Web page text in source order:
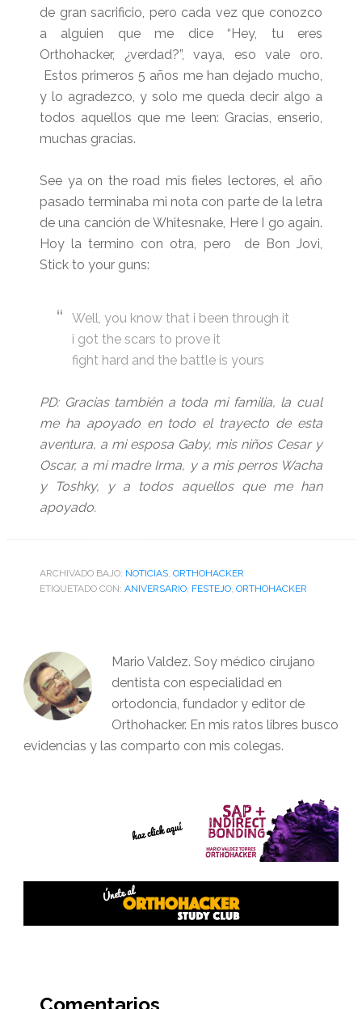
de gran sacrificio, pero cada vez que conozco
a alguien que me dice “Hey, tu eres
Orthohacker, ¿verdad?”, vaya, eso vale oro.
Estos primeros 5 años me han dejado mucho,
y lo agradezco, y solo me queda decir algo a
todos aquellos que me leen: Gracias, enserio,
muchas gracias.
See ya on the road mis fieles lectores, el año
pasado terminaba mi nota con parte de la letra
de una canción de Whitesnake, Here I go again.
Hoy la termino con otra, pero de Bon Jovi,
Stick to your guns:
Well, you know that i been through it
i got the scars to prove it
fight hard and the battle is yours
PD: Gracias también a toda mi familia, la cual
me ha apoyado en todo el trayecto de esta
aventura, a mi esposa Gaby, mis niños Cesar y
Oscar, a mi madre Irma, y a mis perros Wacha
y Toshky, y a todos aquellos que me han
apoyado.
ARCHIVADO BAJO: NOTICIAS, ORTHOHACKER
ETIQUETADO CON: ANIVERSARIO, FESTEJO, ORTHOHACKER
Mario Valdez. Soy médico cirujano
dentista con especialidad en
ortodoncia, fundador y editor de
Orthohacker. En mis ratos libres busco
evidencias y las comparto con mis colegas.